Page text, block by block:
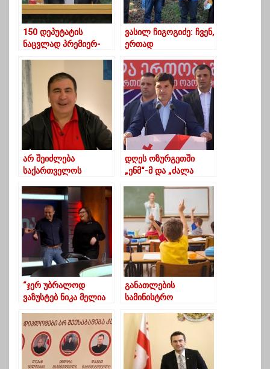
150 დეპუტატის
ნაცვლად პრემიერ-
კანდიდატი
წარადგინეს-
თალაკვაძე
ოპოზიციაზე
ვასილ ჩიგოგიძე: ჩვენ,
ერთად
მუნიციპალიტეტის
განვითარებას
არ შეიძლება
საქართველოს
საჩხერე და ჭორვილა,
როდესაც მას აქვს
ბათუმი- სააკაშვილი
დღეს ოზურგეთში
„ენმ“-მ და „ძალა
მაჟორიტარობის
კანდიდატი წარადგინა
“ჯერ უბრალოდ
ვაზუსტებ ნიკა მელია
ხუმრობა იყო”-იაგო
ხვიჩია
განათლების
სამინისტრო
ავრცელებს